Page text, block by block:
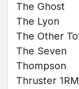
The Ghost
The Lyon
The Other
The Seven
Thompson
Thruster 1RM